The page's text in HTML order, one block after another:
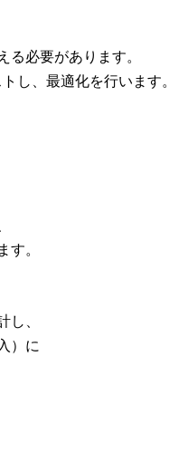
必要があります。
し、最適化を行います。
。
、
）に